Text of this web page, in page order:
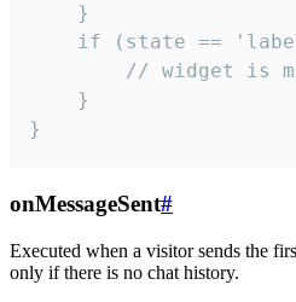
    }
if (state ==
// widget is
    }
}
onMessageSent#
Executed when a visitor sends the
only if there is no chat history.